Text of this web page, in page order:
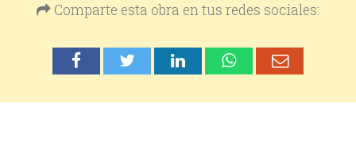
Comparte esta obra en tus redes sociales: